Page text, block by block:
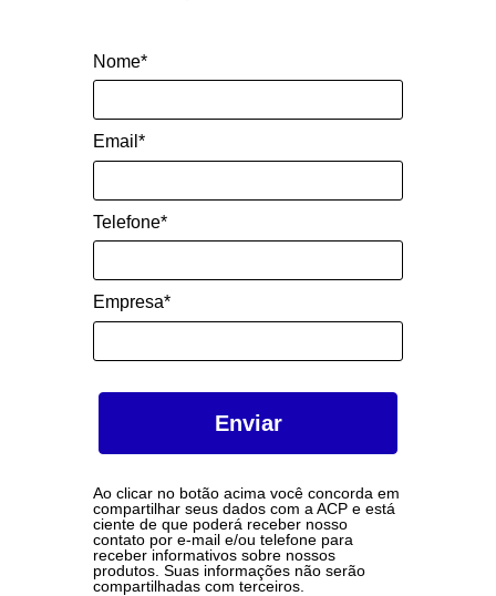
Nome*
Email*
Telefone*
Empresa*
Enviar
Ao clicar no botão acima você concorda em
compartilhar seus dados com a ACP e está
ciente de que poderá receber nosso
contato por e-mail e/ou telefone para
receber informativos sobre nossos
produtos. Suas informações não serão
compartilhadas com terceiros.